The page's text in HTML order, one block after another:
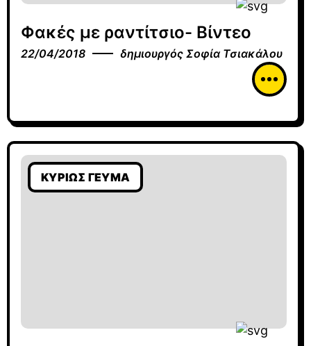
Φακές με ραντίτσιο- Βίντεο
22/04/2018 δημιουργός Σοφία Τσιακάλου
ΚΥΡΊΩΣ ΓΕΎΜΑ